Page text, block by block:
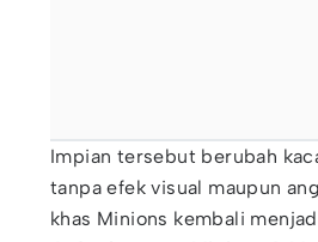
Impian tersebut berubah
tanpa efek visual maupun
khas Minions kembali